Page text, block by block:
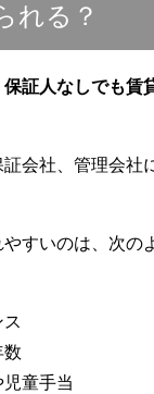
れる？
保証人なしでも賃
会社、管理会社
すいのは、次の
ス
数
児童手当